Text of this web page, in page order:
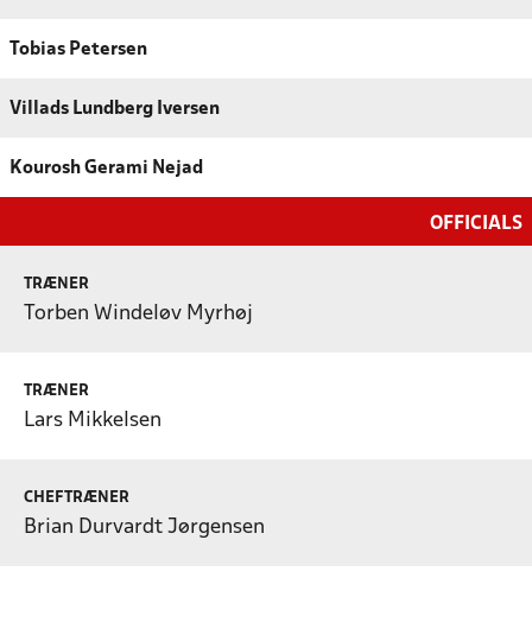
Tobias Petersen
Villads Lundberg Iversen
Kourosh Gerami Nejad
OFFICIALS
TRÆNER
Torben Windeløv Myrhøj
TRÆNER
Lars Mikkelsen
CHEFTRÆNER
Brian Durvardt Jørgensen